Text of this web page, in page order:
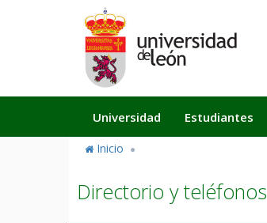
Navegación
principal
Universidad Estudiantes
Inicio
Directorio y teléfonos